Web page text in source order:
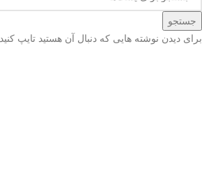
جستجو
برای دیدن نوشته هایی که دنبال آن هستید تایپ کنید.